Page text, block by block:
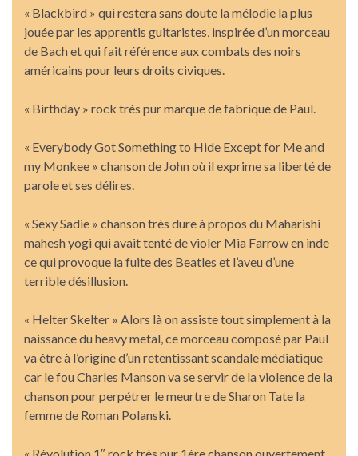
« Blackbird » qui restera sans doute la mélodie la plus
jouée par les apprentis guitaristes, inspirée d’un morceau
de Bach et qui fait référence aux combats des noirs
américains pour leurs droits civiques.
« Birthday » rock très pur marque de fabrique de Paul.
« Everybody Got Something to Hide Except for Me and
my Monkee » chanson de John où il exprime sa liberté de
parole et ses délires.
« Sexy Sadie » chanson très dure à propos du Maharishi
mahesh yogi qui avait tenté de violer Mia Farrow en inde
ce qui provoque la fuite des Beatles et l’aveu d’une
terrible désillusion.
« Helter Skelter » Alors là on assiste tout simplement à la
naissance du heavy metal, ce morceau composé par Paul
va être à l’origine d’un retentissant scandale médiatique
car le fou Charles Manson va se servir de la violence de la
chanson pour perpétrer le meurtre de Sharon Tate la
femme de Roman Polanski.